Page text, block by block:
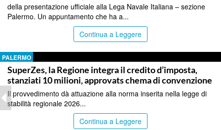
della presentazione ufficiale alla Lega Navale Italiana – sezione
Palermo. Un appuntamento che ha a...
Continua a Leggere
PALERMO
SuperZes, la Regione integra il credito d’imposta,
stanziati 10 milioni, approvats chema di convenzione
Il provvedimento dà attuazione alla norma inserita nella legge di
stabilità regionale 2026...
Continua a Leggere